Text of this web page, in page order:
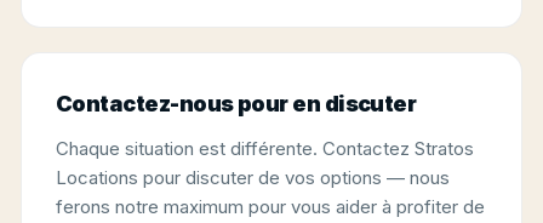
Contactez-nous pour en discuter
Chaque situation est différente. Contactez Stratos
Locations pour discuter de vos options — nous
ferons notre maximum pour vous aider à profiter de